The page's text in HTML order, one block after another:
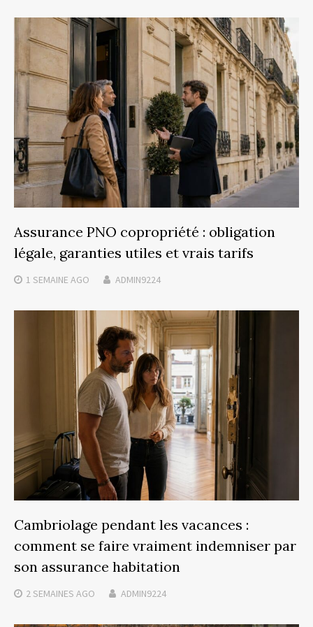
Assurance PNO copropriété : obligation
légale, garanties utiles et vrais tarifs
1 SEMAINE AGO ADMIN9224
Cambriolage pendant les vacances :
comment se faire vraiment indemniser par
son assurance habitation
2 SEMAINES AGO ADMIN9224